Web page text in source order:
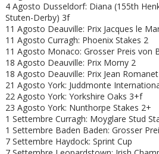
4 Agosto Dusseldorf: Diana (155th
Stuten-Derby) 3f
11 Agosto Deauville: Prix Jacques le
11 Agosto Curragh: Phoenix Stakes 2
11 Agosto Monaco: Grosser Preis von
18 Agosto Deauville: Prix Morny 2
18 Agosto Deauville: Prix Jean
21 Agosto York: Juddmonte
22 Agosto York: Yorkshire Oaks 3+f
23 Agosto York: Nunthorpe Stakes 2+
1 Settembre Curragh: Moyglare Stud
1 Settembre Baden Baden: Grosser
7 Settembre Haydock: Sprint Cup